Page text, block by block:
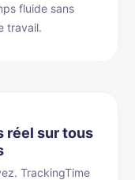
fluide sans
travail.
réel sur tous
TrackingTime